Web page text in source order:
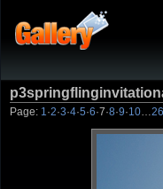
Page: 1 ·2·3·4·5·6·7·8·9·10 26